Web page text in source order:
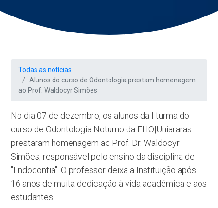
Todas as notícias
Alunos do curso de Odontologia prestam homenagem
ao Prof. Waldocyr Simões
No dia 07 de dezembro, os alunos da I turma do
curso de Odontologia Noturno da FHO|Uniararas
prestaram homenagem ao Prof. Dr. Waldocyr
Simões, responsável pelo ensino da disciplina de
"Endodontia". O professor deixa a Instituição após
16 anos de muita dedicação à vida acadêmica e aos
estudantes.